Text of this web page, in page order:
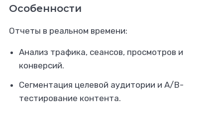
Особенности
Отчеты в реальном времени:
Анализ трафика, сеансов, просмотров и
конверсий.
Сегментация целевой аудитории и A/B-
тестирование контента.